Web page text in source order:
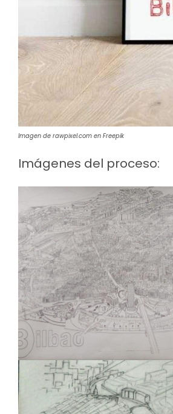
Imagen de rawpixel.com en Freepik
Imágenes del proceso: